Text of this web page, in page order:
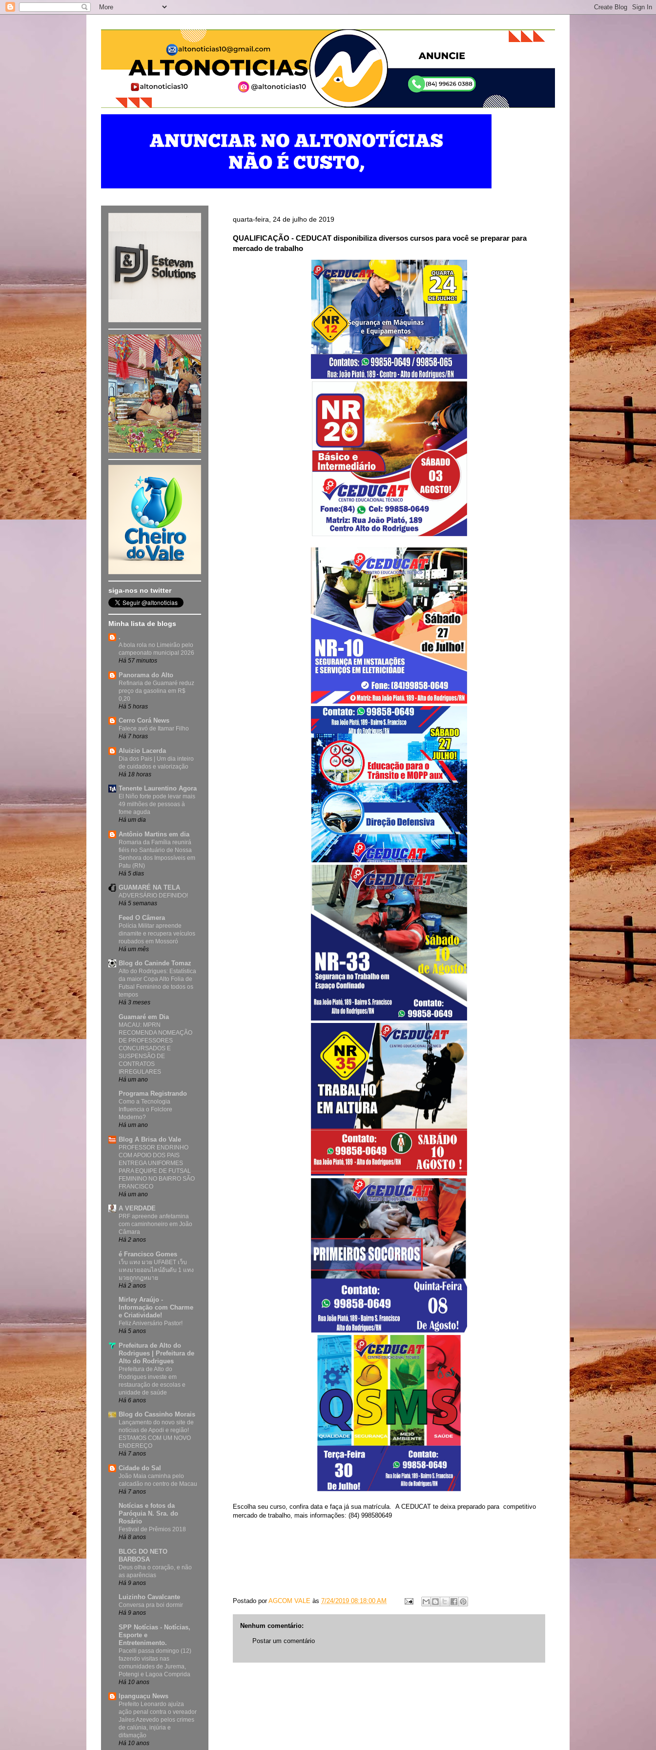
quarta-feira, 24 de julho de 2019
QUALIFICAÇÃO - CEDUCAT disponibiliza diversos cursos para você se preparar para
mercado de trabalho
Escolha seu curso, confira data e faça já sua matrícula. A CEDUCAT te deixa preparado para competitivo
mercado de trabalho, mais informações: (84) 998580649
Postado porAGCOM VALE às 7/24/2019 08:18:00 AM
Nenhum comentário:
Postar um comentário
siga-nos no twitter
Minha lista de blogs
.
A bola rola no Limeirão pelo
campeonato municipal 2026
Há 57 minutos
Panorama do Alto
Refinaria de Guamaré reduz
preço da gasolina em R$
0,20
Há 5 horas
Cerro Corá News
Falece avó de Itamar Filho
Há 7 horas
Aluizio Lacerda
Dia dos Pais | Um dia inteiro
de cuidados e valorização
Há 18 horas
Tenente Laurentino Agora
El Niño forte pode levar mais
49 milhões de pessoas à
fome aguda
Há um dia
Antônio Martins em dia
Romaria da Família reunirá
fiéis no Santuário de Nossa
Senhora dos Impossíveis em
Patu (RN)
Há 5 dias
GUAMARÉ NA TELA
ADVERSÁRIO DEFINIDO!
Há 5 semanas
Feed O Câmera
Polícia Militar apreende
dinamite e recupera veículos
roubados em Mossoró
Há um mês
Blog do Caninde Tomaz
Alto do Rodrigues: Estatística
da maior Copa Alto Folia de
Futsal Feminino de todos os
tempos
Há 3 meses
Guamaré em Dia
MACAU: MPRN
RECOMENDA NOMEAÇÃO
DE PROFESSORES
CONCURSADOS E
SUSPENSÃO DE
CONTRATOS
IRREGULARES
Há um ano
Programa Registrando
Como a Tecnologia
Influencia o Folclore
Moderno?
Há um ano
Blog A Brisa do Vale
PROFESSOR ENDRINHO
COM APOIO DOS PAIS
ENTREGA UNIFORMES
PARA EQUIPE DE FUTSAL
FEMININO NO BAIRRO SÃO
FRANCISCO
Há um ano
A VERDADE
PRF apreende anfetamina
com caminhoneiro em João
Câmara
Há 2 anos
é Francisco Gomes
เว็บ แทง มวย UFABET เว็บ
แทงมวยออนไลน์อันดับ 1 แทง
มวยถูกกฎหมาย
Há 2 anos
Mirley Araújo -
Informação com Charme
e Criatividade!
Feliz Aniversário Pastor!
Há 5 anos
Prefeitura de Alto do
Rodrigues | Prefeitura de
Alto do Rodrigues
Prefeitura de Alto do
Rodrigues investe em
restauração de escolas e
unidade de saúde
Há 6 anos
Blog do Cassinho Morais
Lançamento do novo site de
notícias de Apodi e região!
ESTAMOS COM UM NOVO
ENDEREÇO
Há 7 anos
Cidade do Sal
João Maia caminha pelo
calcadão no centro de Macau
Há 7 anos
Notícias e fotos da
Paróquia N. Sra. do
Rosário
Festival de Prêmios 2018
Há 8 anos
BLOG DO NETO
BARBOSA
Deus olha o coração, e não
as aparências
Há 9 anos
Luizinho Cavalcante
Conversa pra boi dormir
Há 9 anos
SPP Notícias - Notícias,
Esporte e
Entretenimento.
Pacelli passa domingo (12)
fazendo visitas nas
comunidades de Jurema,
Potengi e Lagoa Comprida
Há 10 anos
Ipanguaçu News
Prefeito Leonardo ajuíza
ação penal contra o vereador
Jaíres Azevedo pelos crimes
de calúnia, injúria e
difamação
Há 10 anos